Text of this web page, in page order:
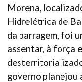
Morena,
Hidrelétrica de
da barragem, foi
assentar, à força
governo planejou